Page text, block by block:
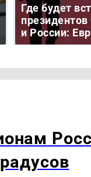
Где будет
и России: